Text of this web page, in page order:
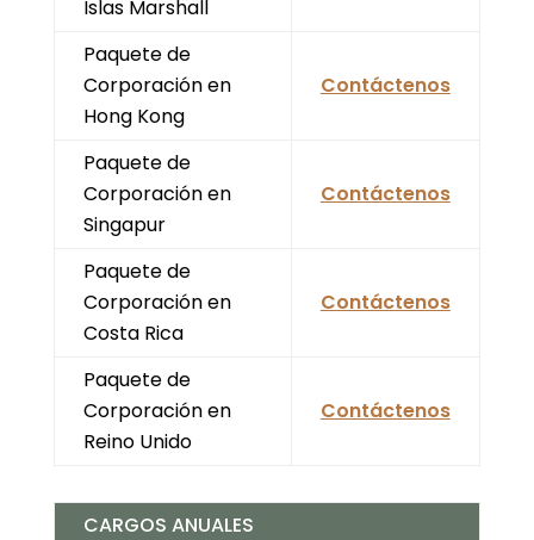
Islas Marshall
Paquete de
Corporación en
Hong Kong
Contáctenos
Paquete de
Corporación en
Singapur
Contáctenos
Paquete de
Corporación en
Costa Rica
Contáctenos
Paquete de
Corporación en
Reino Unido
Contáctenos
CARGOS ANUALES